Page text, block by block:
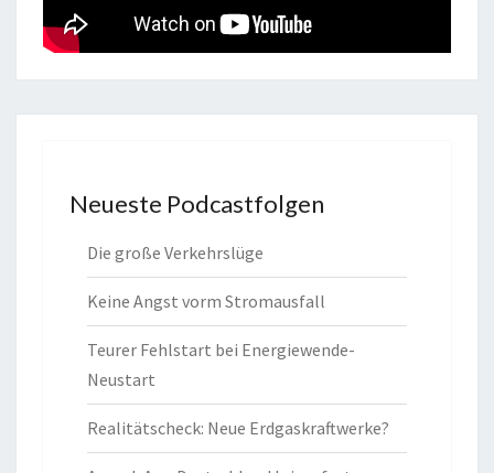
Neueste Podcastfolgen
Die große Verkehrslüge
Keine Angst vorm Stromausfall
Teurer Fehlstart bei Energiewende-
Neustart
Realitätscheck: Neue Erdgaskraftwerke?